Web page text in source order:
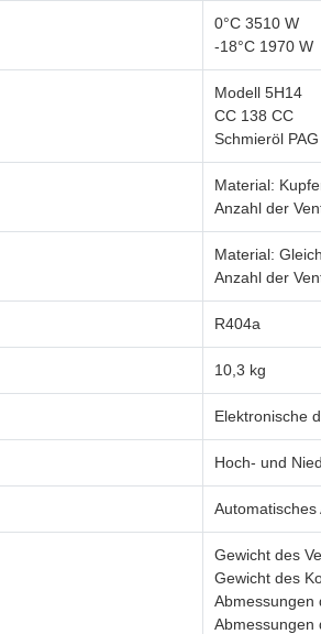
0°C 3510 W
-18°C 1970 W
Modell 5H14
CC 138 CC
Schmieröl
Material:
Anzahl der
Material:
Anzahl der
R404a
10,3 kg
Elektronische
Hoch- und
Gewicht des
Gewicht des
Abmessungen
Abmessungen